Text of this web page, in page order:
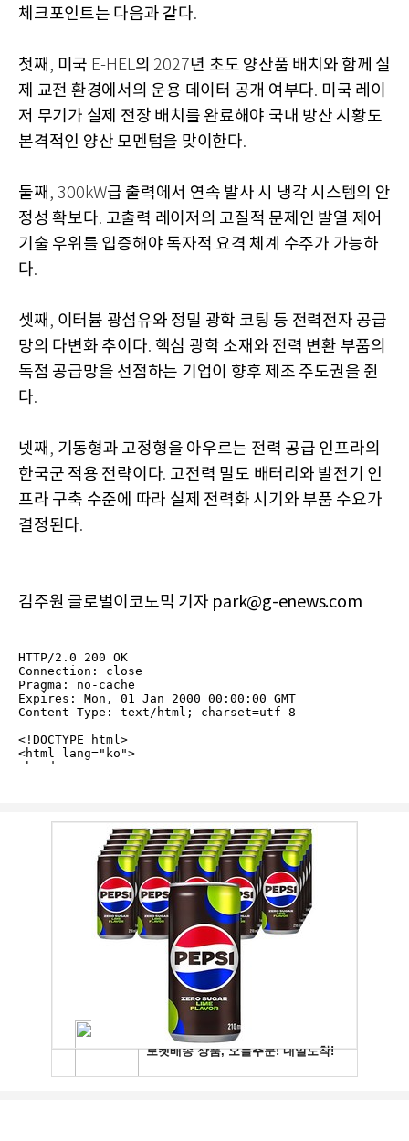
체크포인트는 다음과 같다.
첫째 , 미국 E-HEL의 2027년 초도 양산품 배치와 함께 실
제 교전 환경에서의 운용 데이터 공개 여부다. 미국 레이
저 무기가 실제 전장 배치를 완료해야 국내 방산 시황도
본격적인 양산 모멘텀을 맞이한다.
둘째 , 300kW급 출력에서 연속 발사 시 냉각 시스템의 안
정성 확보다. 고출력 레이저의 고질적 문제인 발열 제어
기술 우위를 입증해야 독자적 요격 체계 수주가 가능하
다.
셋째 , 이터븀 광섬유와 정밀 광학 코팅 등 전력전자 공급
망의 다변화 추이다. 핵심 광학 소재와 전력 변환 부품의
독점 공급망을 선점하는 기업이 향후 제조 주도권을 쥔
다.
넷째 , 기동형과 고정형을 아우르는 전력 공급 인프라의
한국군 적용 전략이다. 고전력 밀도 배터리와 발전기 인
프라 구축 수준에 따라 실제 전력화 시기와 부품 수요가
결정된다.
김주원 글로벌이코노믹 기자 park@g-enews.com